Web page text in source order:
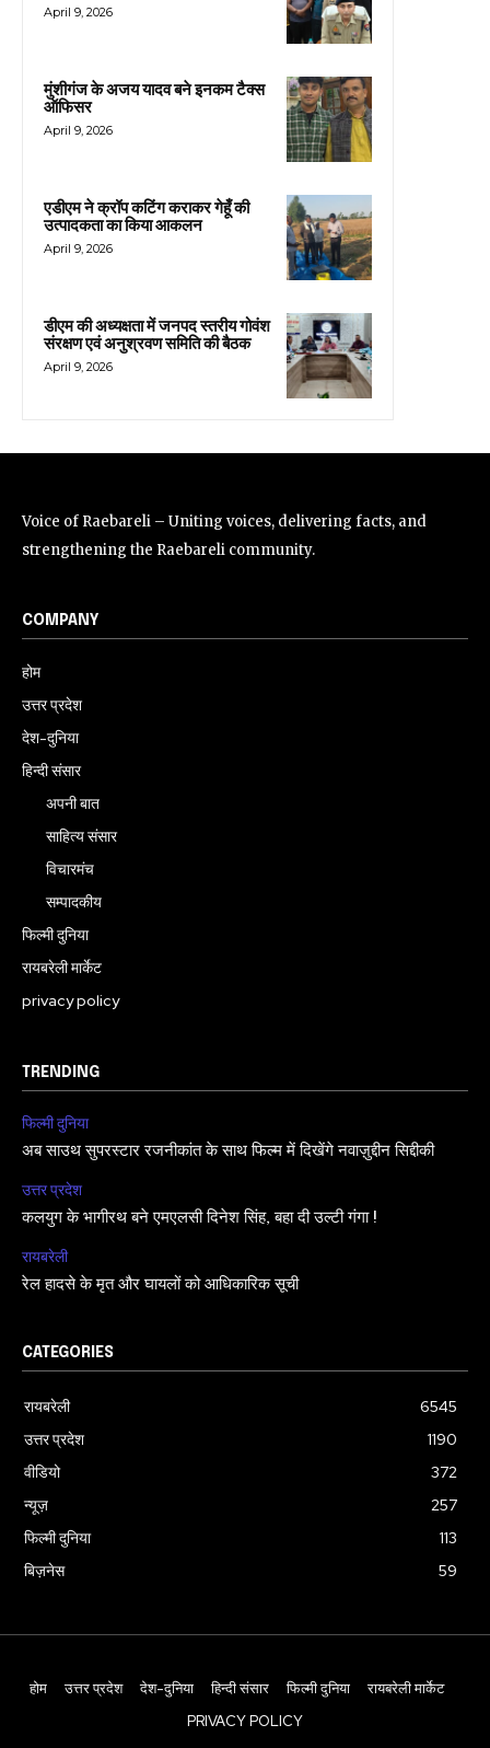
April 9, 2026
मुंशीगंज के अजय यादव बने इनकम टैक्स
ऑफिसर
April 9, 2026
एडीएम ने क्रॉप कटिंग कराकर गेहूँ की
उत्पादकता का किया आकलन
April 9, 2026
डीएम की अध्यक्षता में जनपद स्तरीय गोवंश
संरक्षण एवं अनुश्रवण समिति की बैठक
April 9, 2026
Voice of Raebareli – Uniting voices, delivering facts, and
strengthening the Raebareli community.
COMPANY
होम
उत्तर प्रदेश
देश-दुनिया
हिन्दी संसार
अपनी बात
साहित्य संसार
विचारमंच
सम्पादकीय
फिल्मी दुनिया
रायबरेली मार्केट
privacy policy
TRENDING
फिल्मी दुनिया
अब साउथ सुपरस्टार रजनीकांत के साथ फिल्म में दिखेंगे नवाज़ुद्दीन सिद्दीकी
उत्तर प्रदेश
कलयुग के भागीरथ बने एमएलसी दिनेश सिंह, बहा दी उल्टी गंगा !
रायबरेली
रेल हादसे के मृत और घायलों को आधिकारिक सूची
CATEGORIES
रायबरेली
6545
उत्तर प्रदेश
1190
वीडियो
372
न्यूज़
257
फिल्मी दुनिया
113
बिज़नेस
59
होम उत्तर प्रदेश देश-दुनिया हिन्दी संसार फिल्मी दुनिया
रायबरेली मार्केट
PRIVACY POLICY